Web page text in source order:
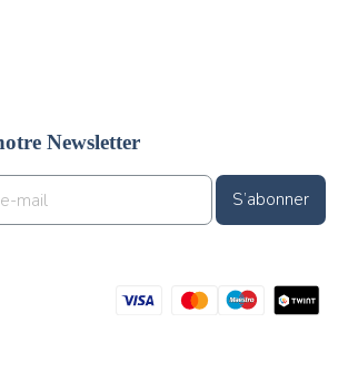
Newsletter
S’abonner